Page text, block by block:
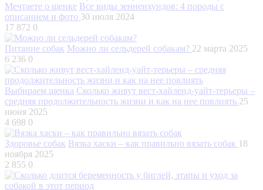
Мечтаете о щенке Все виды зенненхундов: 4 породы с
описанием и фото 30 июля 2024
17 872 0
Питание собак Можно ли сельдерей собакам? 22 марта 2025
6 236 0
Выбираем щенка Сколько живут вест-хайленд-уайт-терьеры –
средняя продолжительность жизни и как на нее повлиять 25
июня 2025
4 698 0
Здоровье собак Вязка хаски – как правильно вязать собак 18
ноября 2025
2 855 0